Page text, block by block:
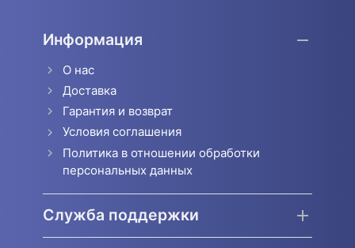
Информация
О нас
Доставка
Гарантия и возврат
Условия соглашения
Политика в отношении обработки
персональных данных
Служба поддержки